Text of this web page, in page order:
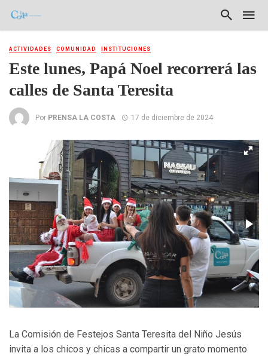
ACTIVIDADES COMUNIDAD INSTITUCIONES
Este lunes, Papá Noel recorrerá las
calles de Santa Teresita
Por PRENSA LA COSTA 17 de diciembre de 2024
La Comisión de Festejos Santa Teresita del Niño Jesús
invita a los chicos y chicas a compartir un grato momento